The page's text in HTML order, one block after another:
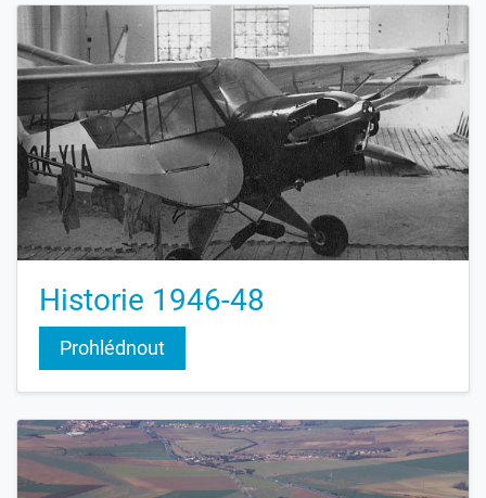
Historie 1946-48
Prohlédnout